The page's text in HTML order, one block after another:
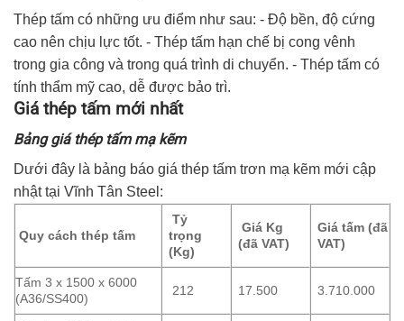
Thép tấm có những ưu điểm như sau: - Độ bền, độ cứng
cao nên chịu lực tốt. - Thép tấm hạn chế bị cong vênh
trong gia công và trong quá trình di chuyển. - Thép tấm có
tính thẩm mỹ cao, dễ được bảo trì.
Giá thép tấm mới nhất
Bảng giá thép tấm mạ kẽm
Dưới đây là bảng báo giá thép tấm trơn mạ kẽm mới cập
nhật tại Vĩnh Tân Steel:
Quy cách thép tấm
Tỷ
trọng
(Kg)
Giá Kg
(đã VAT)
Giá tấm (đã
VAT)
Tấm 3 x 1500 x 6000
(A36/SS400)
212 17.500 3.710.000